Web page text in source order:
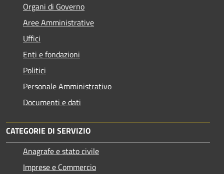
Organi di Governo
Aree Amministrative
Uffici
Enti e fondazioni
Politici
Personale Amministrativo
Documenti e dati
CATEGORIE DI SERVIZIO
Anagrafe e stato civile
Imprese e Commercio